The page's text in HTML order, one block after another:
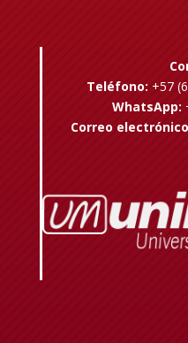
Teléfono: +57
WhatsApp:
Correo